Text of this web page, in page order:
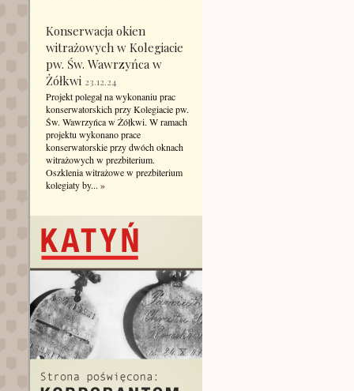
Konserwacja okien
witrażowych w Kolegiacie
pw. Św. Wawrzyńca w
Żółkwi 23.12.24
Projekt polegał na wykonaniu prac
konserwatorskich przy Kolegiacie pw.
Św. Wawrzyńca w Żółkwi. W ramach
projektu wykonano prace
konserwatorskie przy dwóch oknach
witrażowych w prezbiterium.
Oszklenia witrażowe w prezbiterium
kolegiaty by... »